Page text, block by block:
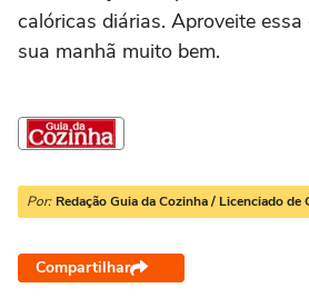
calóricas diárias. Aproveite essa
sua manhã muito bem.
Por: Redação Guia da Cozinha / Licenciado de
Compartilhar